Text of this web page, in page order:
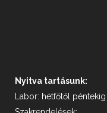
Nyitva tartásunk:
Labor: hétfőtől